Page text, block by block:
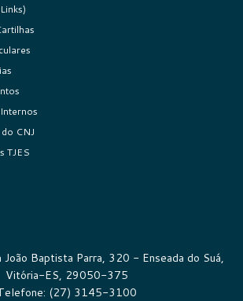
CNJ
TJES
João Baptista Parra, 320 - Enseada do Suá,
Vitória-ES, 29050-375
(27) 3145-3100